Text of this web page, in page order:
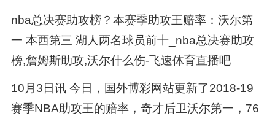
nba总决赛助攻榜？本赛季助攻王赔率：沃尔第
一 本西第三 湖人两名球员前十_nba总决赛助攻
榜,詹姆斯助攻,沃尔什么伤-飞速体育直播吧
10月3日讯 今日，国外博彩网站更新了2018-19
赛季NBA助攻王的赔率，奇才后卫沃尔第一，76